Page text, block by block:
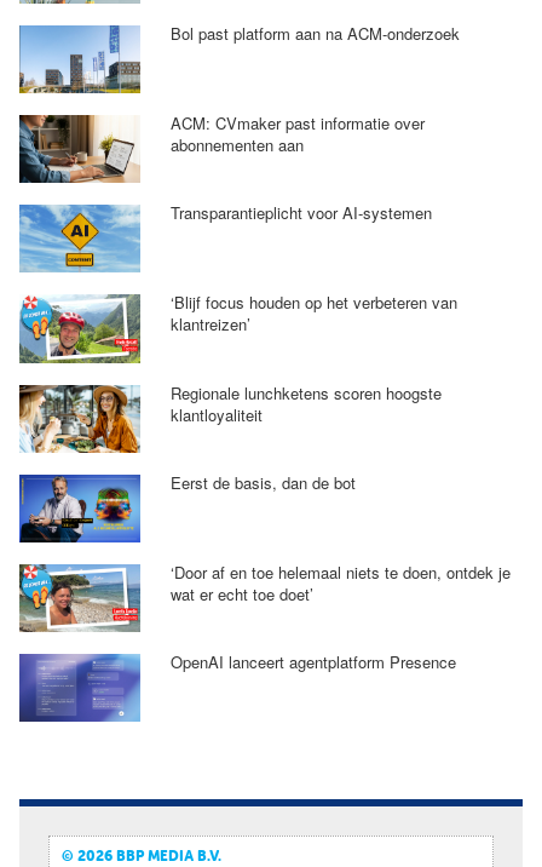
Bol past platform aan na ACM-onderzoek
ACM: CVmaker past informatie over
abonnementen aan
Transparantieplicht voor AI-systemen
‘Blijf focus houden op het verbeteren van
klantreizen’
Regionale lunchketens scoren hoogste
klantloyaliteit
Eerst de basis, dan de bot
‘Door af en toe helemaal niets te doen, ontdek je
wat er echt toe doet’
OpenAI lanceert agentplatform Presence
© 2026 BBP MEDIA B.V.